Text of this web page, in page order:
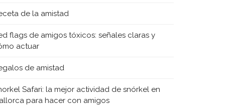
de la amistad
flags de amigos tóxicos: señales claras y
actuar
de amistad
Safari: la mejor actividad de snórkel en
para hacer con amigos